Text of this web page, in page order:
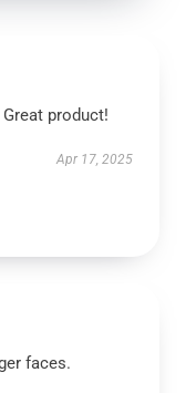
product!
Apr 17, 2025
faces.